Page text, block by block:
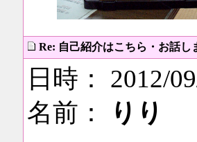
Re: 自己紹介はこちら・お話し
日時： 2012/
名前：
りり